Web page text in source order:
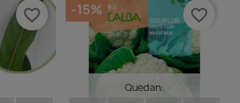
favorite_border
Quedan:
-15% favorite_border